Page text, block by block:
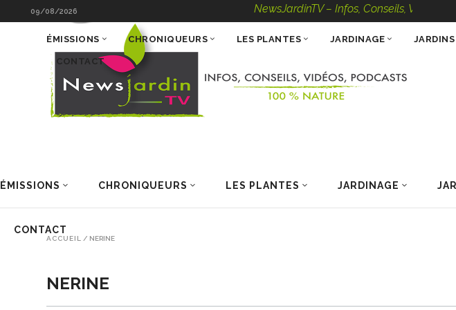
09/08/2026 NewsJardinTV – Infos, Conseils, Vidéos,
ÉMISSIONS CHRONIQUEURS LES PLANTES JARDINAGE
CONTACT
ÉMISSIONS CHRONIQUEURS LES PLANTES JARDINAGE JARDINS
CONTACT
ACCUEIL / NERINE
NERINE